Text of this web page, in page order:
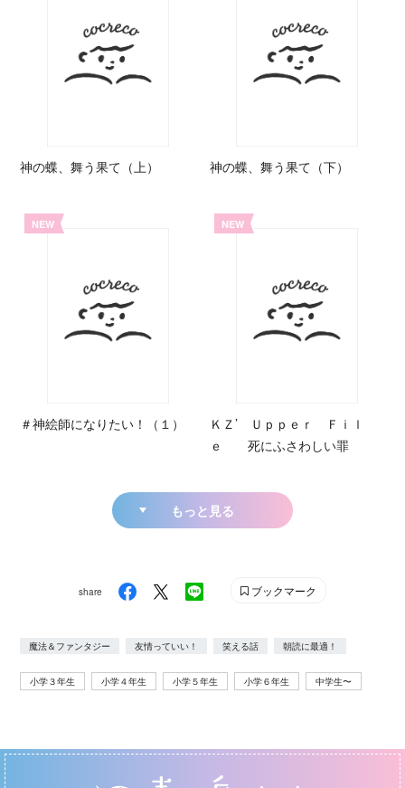
神の蝶、舞う果て（上） 神の蝶、舞う果て（下）
NEW
＃神絵師になりたい！（１）
NEW
ＫＺ’ Ｕｐｐｅｒ Ｆｉｌ
ｅ 死にふさわしい罪
もっと見る
share ブックマーク
魔法＆ファンタジー 友情っていい！ 笑える話 朝読に最適！
小学３年生 小学４年生 小学５年生 小学６年生 中学生〜